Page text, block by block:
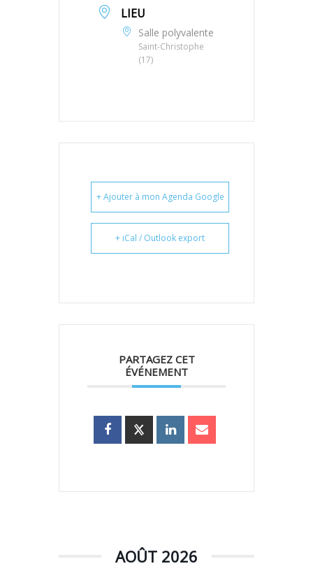
LIEU
Salle polyvalente
Saint-Christophe
(17)
+ Ajouter à mon Agenda Google
+ iCal / Outlook export
PARTAGEZ CET
ÉVÉNEMENT
AOÛT 2026